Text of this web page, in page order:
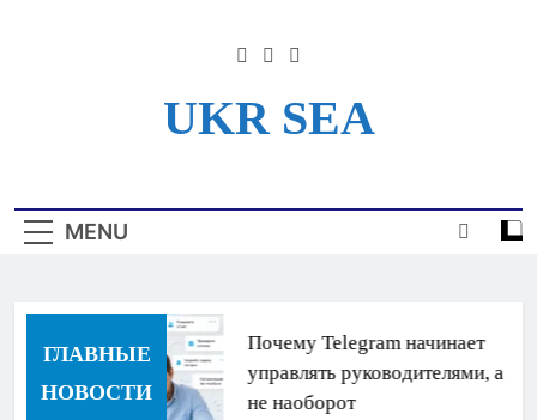
UKR SEA
Для Моряков Украины
MENU
ГЛАВНЫЕ
НОВОСТИ
Почему Telegram начинает
управлять руководителями, а
не наоборот